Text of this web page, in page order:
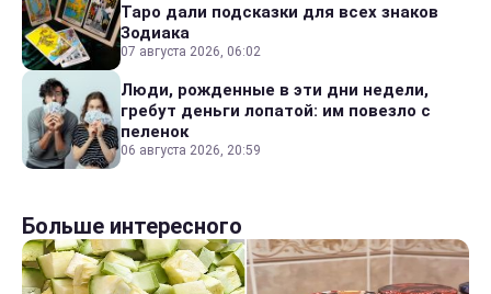
Таро дали подсказки для всех знаков
Зодиака
07 августа 2026, 06:02
Люди, рожденные в эти дни недели,
гребут деньги лопатой: им повезло с
пеленок
06 августа 2026, 20:59
Больше интересного